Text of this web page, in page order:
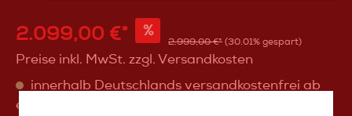
2.099,00 €* %
2.999,00 €* (30.01% gespart)
Preise inkl. MwSt. zzgl. Versandkosten
innerhalb Deutschlands versandkostenfrei ab
einem Warenwert von 100 Euro